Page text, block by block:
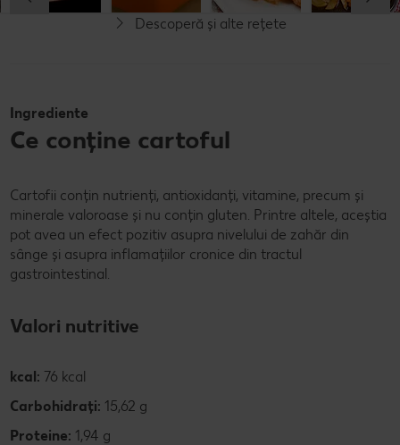
Descoperă și alte rețete
Ingrediente
Ce conține cartoful
Cartofii conțin nutrienți, antioxidanți, vitamine, precum și
minerale valoroase și nu conțin gluten. Printre altele, aceștia
pot avea un efect pozitiv asupra nivelului de zahăr din
sânge și asupra inflamațiilor cronice din tractul
gastrointestinal.
Valori nutritive
kcal: 76 kcal
Carbohidrați: 15,62 g
Proteine: 1,94 g